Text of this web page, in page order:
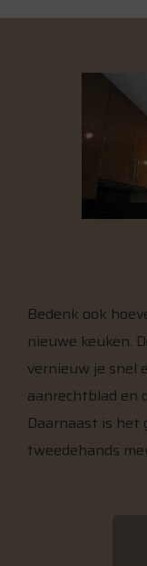
Bedenk ook
nieuwe keuken.
vernieuw je snel
aanrechtblad en
Daarnaast is het
tweedehands